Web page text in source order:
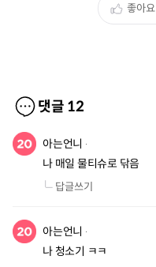
좋아요
댓글 12
아는언니
나 매일 물티슈로 닦음
답글쓰기
아는언니
나 청소기 ㅋㅋ